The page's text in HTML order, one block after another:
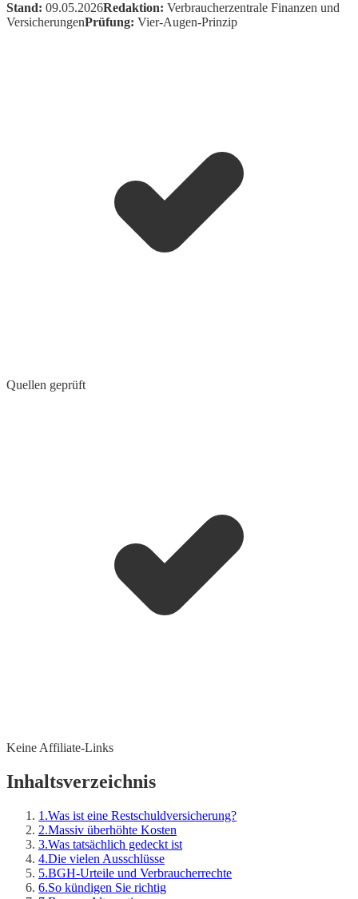
Stand: 09.05.2026Redaktion: Verbraucherzentrale Finanzen und
VersicherungenPrüfung: Vier-Augen-Prinzip
Quellen geprüft
Keine Affiliate-Links
Inhaltsverzeichnis
1 .Was ist eine Restschuldversicherung?
2.Massiv überhöhte Kosten
3.Was tatsächlich gedeckt ist
4.Die vielen Ausschlüsse
5.BGH-Urteile und Verbraucherrechte
6.So kündigen Sie richtig